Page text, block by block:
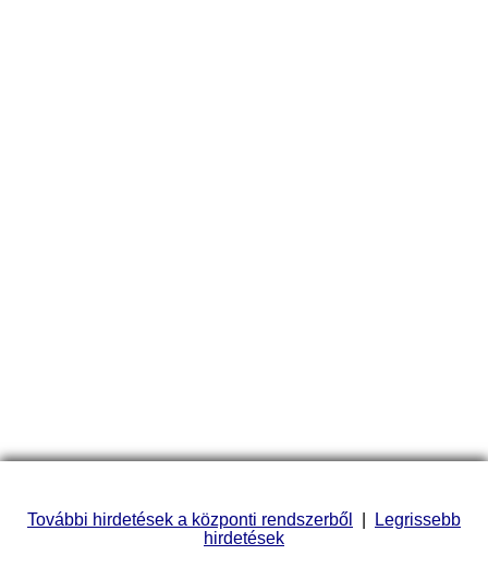
További hirdetések a központi rendszerből | Legrissebb
hirdetések